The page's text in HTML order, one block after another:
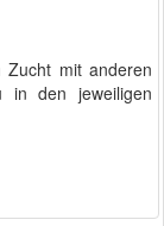
Zucht mit anderen
in den jeweiligen